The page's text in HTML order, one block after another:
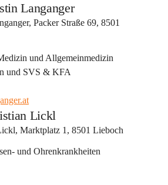
Langanger
Packer Straße 69, 8501
und Allgemeinmedizin
und SVS & KFA
Lickl
Marktplatz 1, 8501 Lieboch
und Ohrenkrankheiten